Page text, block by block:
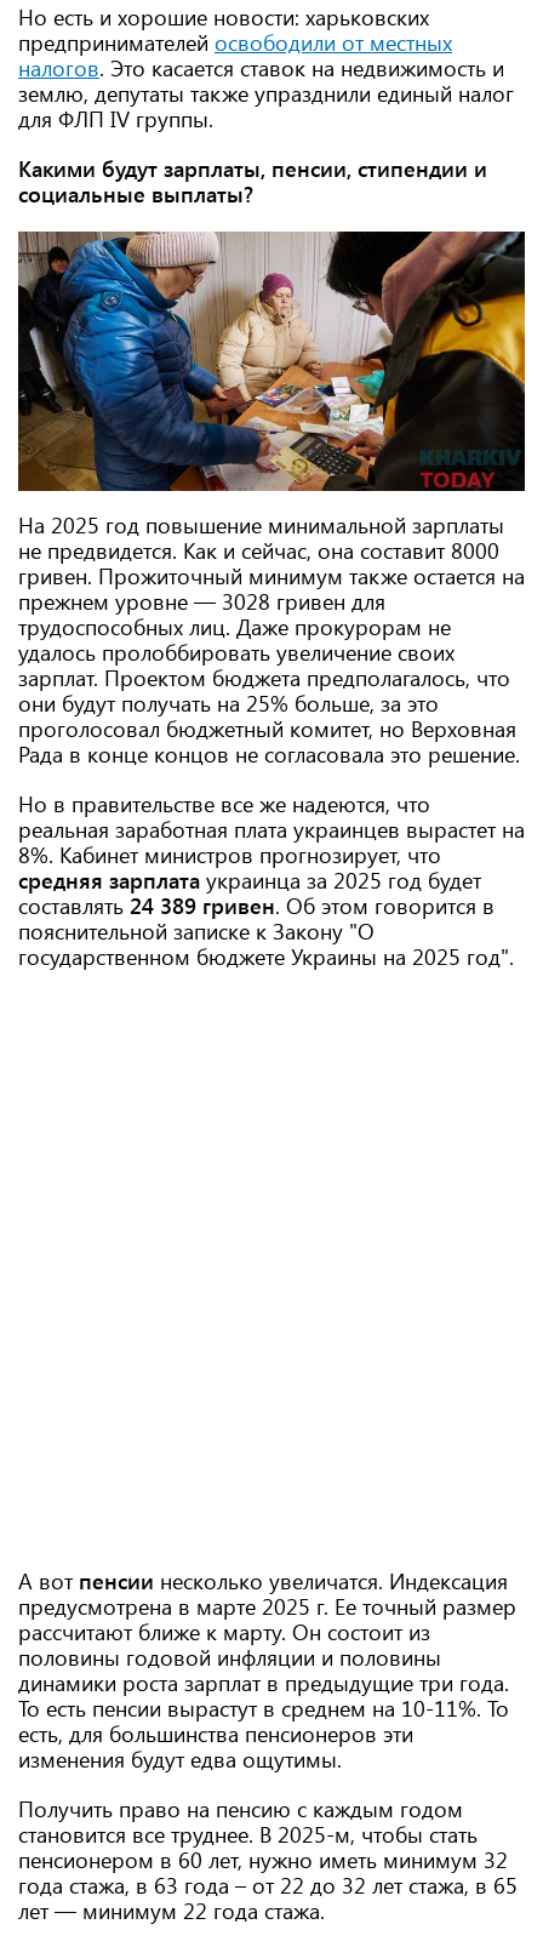
Но есть и хорошие новости: харьковских
предпринимателей освободили от местных
налогов. Это касается ставок на недвижимость и
землю, депутаты также упразднили единый налог
для ФЛП IV группы.
Какими будут зарплаты, пенсии, стипендии и
социальные выплаты?
На 2025 год повышение минимальной зарплаты
не предвидется. Как и сейчас, она составит 8000
гривен. Прожиточный минимум также остается на
прежнем уровне — 3028 гривен для
трудоспособных лиц. Даже прокурорам не
удалось пролоббировать увеличение своих
зарплат. Проектом бюджета предполагалось, что
они будут получать на 25% больше, за это
проголосовал бюджетный комитет, но Верховная
Рада в конце концов не согласовала это решение.
Но в правительстве все же надеются, что
реальная заработная плата украинцев вырастет на
8%. Кабинет министров прогнозирует, что
средняя зарплата украинца за 2025 год будет
составлять 24 389 гривен. Об этом говорится в
пояснительной записке к Закону "О
государственном бюджете Украины на 2025 год".
А вот пенсии несколько увеличатся. Индексация
предусмотрена в марте 2025 г. Ее точный размер
рассчитают ближе к марту. Он состоит из
половины годовой инфляции и половины
динамики роста зарплат в предыдущие три года.
То есть пенсии вырастут в среднем на 10-11%. То
есть, для большинства пенсионеров эти
изменения будут едва ощутимы.
Получить право на пенсию с каждым годом
становится все труднее. В 2025-м, чтобы стать
пенсионером в 60 лет, нужно иметь минимум 32
года стажа, в 63 года – от 22 до 32 лет стажа, в 65
лет — минимум 22 года стажа.